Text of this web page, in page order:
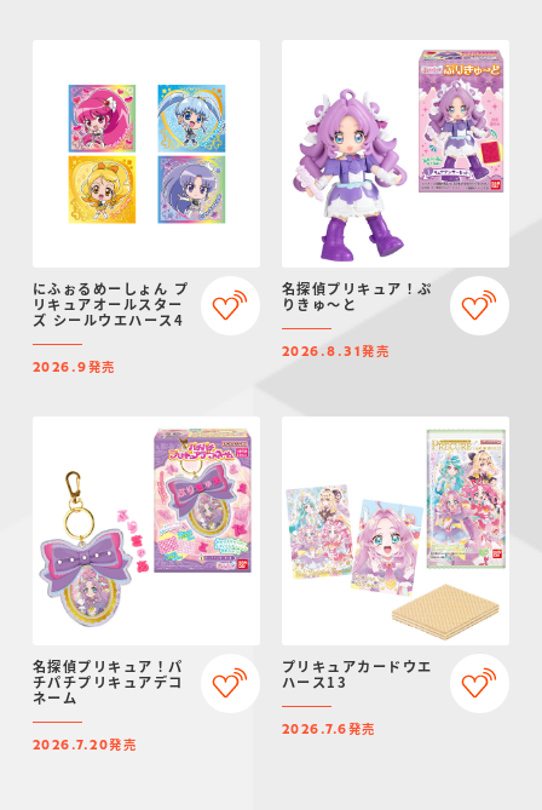
にふぉるめーしょん プ
リキュアオールスター
ズ シールウエハース4
2026.9発売
名探偵プリキュア！ぷ
りきゅ～と
2026.8.31発売
名探偵プリキュア！パ
チパチプリキュアデコ
ネーム
2026.7.20発売
プリキュアカードウエ
ハース13
2026.7.6発売